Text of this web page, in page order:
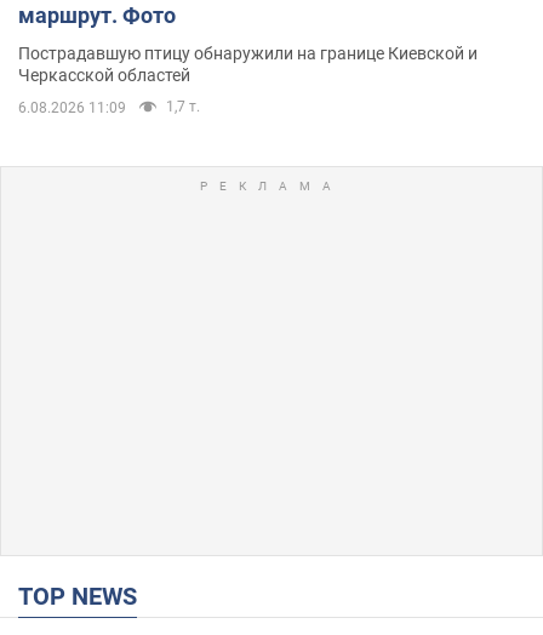
маршрут. Фото
Пострадавшую птицу обнаружили на границе Киевской и
Черкасской областей
6.08.2026 11:09 1,7 т.
TOP NEWS